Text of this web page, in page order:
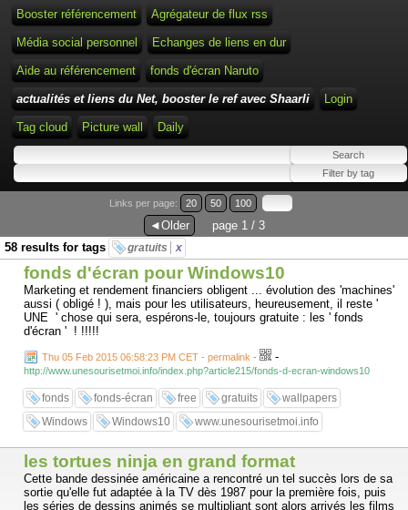
Booster référencement Agrégateur de flux rss
Média social personnel Echanges de liens en dur
Aide au référencement fonds d'écran Naruto
actualités et liens du Net, booster le ref avec Shaarli Login
Tag cloud Picture wall Daily
Links per page: 20 50 100
◄Older
page 1 / 3
58 results for tags
gratuits x
fonds d'écran pour Windows10
Marketing et rendement financiers obligent ... évolution des 'machines'
aussi ( obligé ! ), mais pour les utilisateurs, heureusement, il reste '
UNE ' chose qui sera, espérons-le, toujours gratuite : les ' fonds
d'écran ' ! !!!!!
Thu 05 Feb 2015 06:58:23 PM CET - permalink - -
http://www.unesourisetmoi.info/index.php?article215/fonds-d-ecran-windows10
fonds fonds-écran free gratuits
wallpapers
Windows
Windows10 www.unesourisetmoi.info
les tortues ninja en grand format
Cette bande dessinée américaine a rencontré un tel succès lors de sa
sortie qu'elle fut adaptée à la TV dès 1987 pour la première fois, puis
les séries de dessins animés se multipliant sont alors arrivés les films